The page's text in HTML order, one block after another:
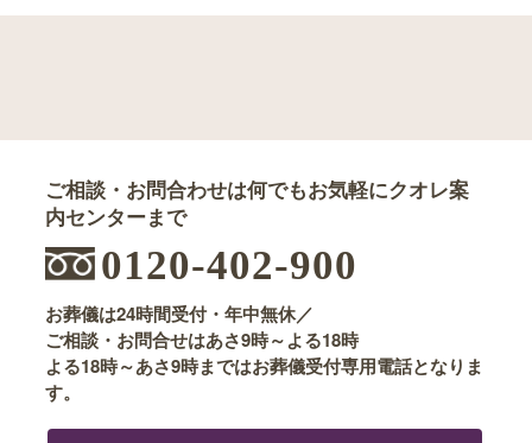
ご相談・お問合わせは何でもお気軽にクオレ案
内センターまで
0120-402-900
お葬儀は24時間受付・年中無休／
ご相談・お問合せはあさ9時～よる18時
よる18時～あさ9時まではお葬儀受付専用電話となりま
す。